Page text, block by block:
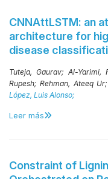
CNNAttLSTM: an
architecture for
disease
Tuteja, Gaurav; Al-Yarimi,
Rupesh;Rehman, Ateeq
López, Luis Alonso;
Leer más
Constraint of